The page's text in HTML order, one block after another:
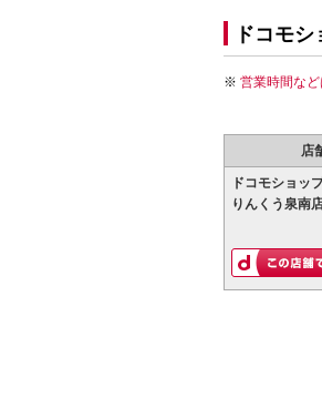
ドコモ
営業時間な
店
ドコモショッ
りんくう泉南